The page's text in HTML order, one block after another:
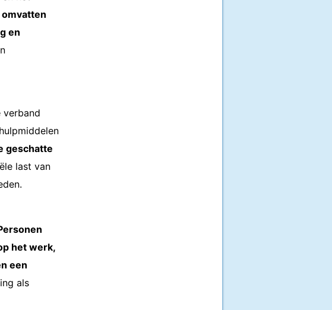
en
verband
geschatte
last van
het werk,
een
als